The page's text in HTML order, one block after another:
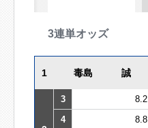
3連単オッズ
1 毒島 誠
3 8.2
4
8.8